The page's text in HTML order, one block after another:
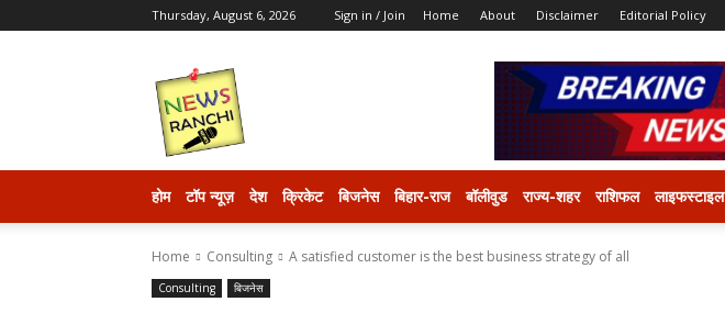
Thursday, August 6, 2026 Sign in / Join Home About Disclaimer Editorial Policy
होम टॉप न्यूज़ देश क्रिकेट बिजनेस बिहार-राज बॉलीवुड राज्य-शहर राशिफल लाइफस्टाइल
Home Consulting A satisfied customer is the best business strategy of all
Consulting बिजनेस